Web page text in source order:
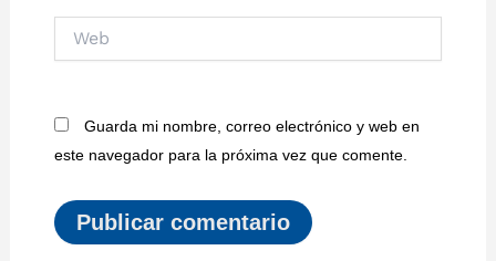
Guarda mi nombre, correo electrónico y web en
este navegador para la próxima vez que comente.